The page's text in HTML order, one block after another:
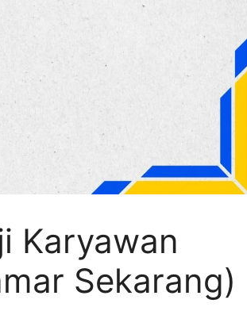
Karyawan
Sekarang)